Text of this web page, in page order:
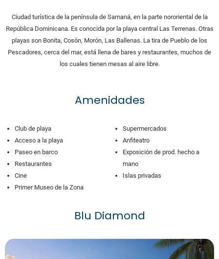
Ciudad turística de la península de Samaná, en la parte nororiental de la
República Dominicana. Es conocida por la playa central Las Terrenas. Otras
playas son Bonita, Cosón, Morón, Las Ballenas. La tira de Pueblo de los
Pescadores, cerca del mar, está llena de bares y restaurantes, muchos de
los cuales tienen mesas al aire libre.
Amenidades
Club de playa
Acceso a la playa
Paseo en barco
Restaurantes
Cine
Primer Museo de la Zona
Supermercados
Anfiteatro
Exposición de prod. hecho a
mano
Islas privadas
Blu Diamond